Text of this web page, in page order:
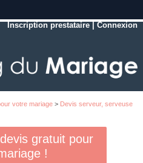
Inscription prestataire |Connexion
votre mariage> Devis serveur, serveuse
gratuit pour
!